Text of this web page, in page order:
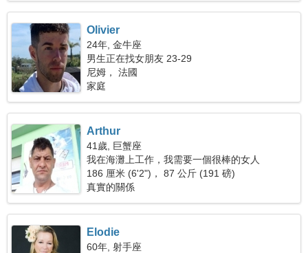
Olivier
24年, 金牛座
男生正在找女朋友 23-29
尼姆， 法國
家庭
Arthur
41歲, 巨蟹座
我在海灘上工作，我需要一個很棒的女人
186 厘米 (6'2")， 87 公斤 (191 磅)
真實的關係
Elodie
60年, 射手座